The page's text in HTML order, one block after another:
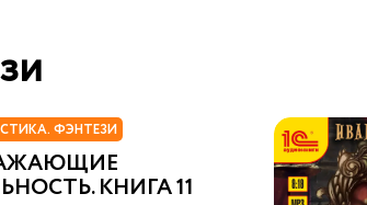
ФЭНТЕЗИ
КНИГА 11